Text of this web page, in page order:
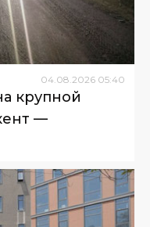
04 08 2026 05:40
крупной
—